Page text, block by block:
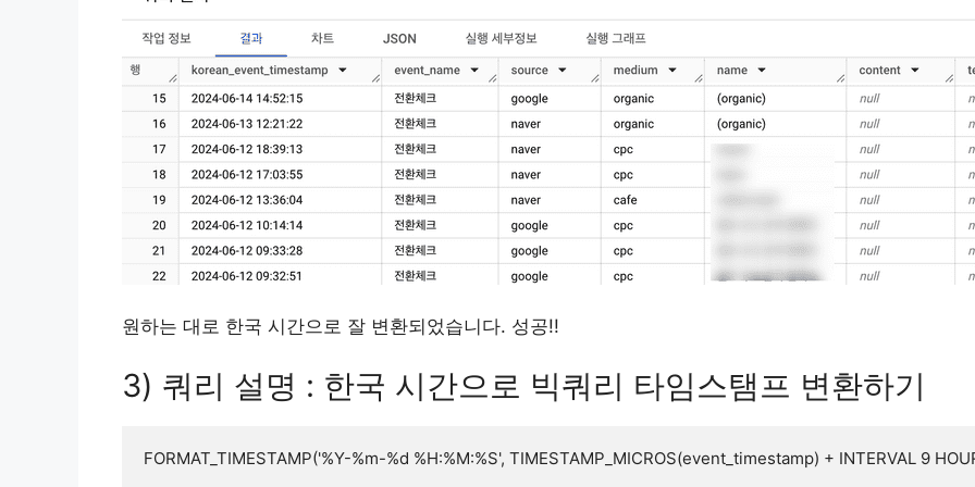
원하는 대로 한국 시간으로 잘 변환되었습니다. 성공!!
3) 쿼리 설명 : 한국 시간으로 빅쿼리 타임스탬프 변환하기
FORMAT_TIMESTAMP('%Y-%m-%d %H:%M:%S', TIMESTAMP_MICROS(event_timestamp) + INTERVAL 9